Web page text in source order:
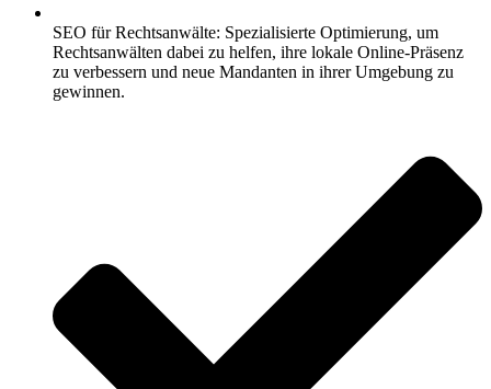
SEO für Rechtsanwälte: Spezialisierte Optimierung, um
Rechtsanwälten dabei zu helfen, ihre lokale Online-Präsenz
zu verbessern und neue Mandanten in ihrer Umgebung zu
gewinnen.